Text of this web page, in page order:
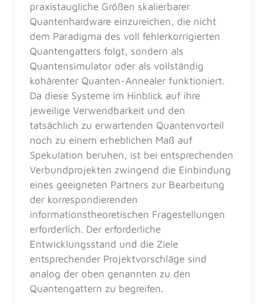
praxistaugliche Größen skalierbarer
Quantenhardware einzureichen, die nicht
dem Paradigma des voll fehlerkorrigierten
Quantengatters folgt, sondern als
Quantensimulator oder als vollständig
kohärenter Quanten-Annealer funktioniert.
Da diese Systeme im Hinblick auf ihre
jeweilige Verwendbarkeit und den
tatsächlich zu erwartenden Quantenvorteil
noch zu einem erheblichen Maß auf
Spekulation beruhen, ist bei entsprechenden
Verbundprojekten zwingend die Einbindung
eines geeigneten Partners zur Bearbeitung
der korrespondierenden
informationstheoretischen Fragestellungen
erforderlich. Der erforderliche
Entwicklungsstand und die Ziele
entsprechender Projektvorschläge sind
analog der oben genannten zu den
Quantengattern zu begreifen.